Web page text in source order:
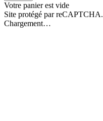
Votre panier est vide
Site protégé par reCAPTCHA.
Chargement…